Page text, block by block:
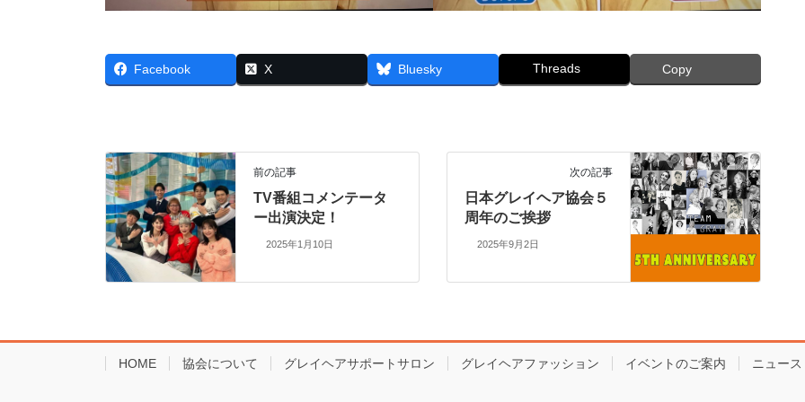
Facebook X Bluesky Threads Copy
前の記事
TV番組コメンテータ
ー出演決定！
2025年1月10日
次の記事
⽇本グレイヘア協会５
周年のご挨拶
2025年9月2日
HOME 協会について グレイヘアサポートサロン グレイヘアファッション イベントのご案内 ニュース